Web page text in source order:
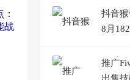
抖音猴
8月
推广